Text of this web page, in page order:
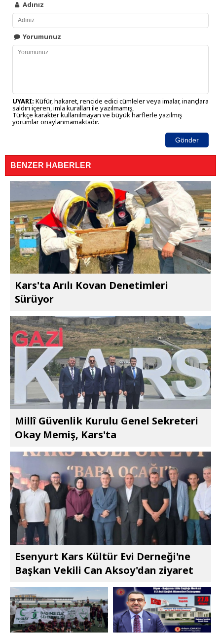
Adınız
Yorumunuz
UYARI: Küfür, hakaret, rencide edici cümleler veya imalar, inançlara
saldırı içeren, imla kuralları ile yazılmamış,
Türkçe karakter kullanılmayan ve büyük harflerle yazılmış
yorumlar onaylanmamaktadır.
Gönder
BENZER HABERLER
Kars'ta Arılı Kovan Denetimleri
Sürüyor
Millî Güvenlik Kurulu Genel Sekreteri
Okay Memiş, Kars'ta
Esenyurt Kars Kültür Evi Derneği'ne
Başkan Vekili Can Aksoy'dan ziyaret